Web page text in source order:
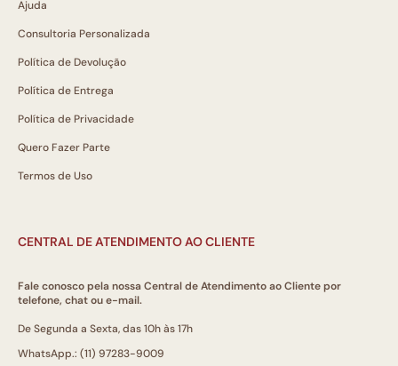
Ajuda
Consultoria Personalizada
Política de Devolução
Política de Entrega
Política de Privacidade
Quero Fazer Parte
Termos de Uso
CENTRAL DE ATENDIMENTO AO CLIENTE
Fale conosco pela nossa Central de Atendimento ao Cliente por
telefone, chat ou e-mail.
De Segunda a Sexta, das 10h às 17h
WhatsApp.: (11) 97283-9009